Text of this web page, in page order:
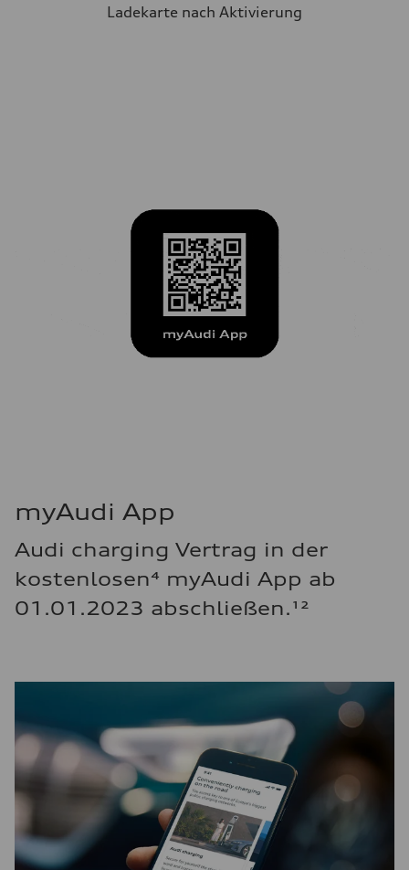
Ladekarte nach Aktivierung
myAudi App
Audi charging Vertrag in der
kostenlosen⁴ myAudi App ab
01.01.2023 abschließen.¹²